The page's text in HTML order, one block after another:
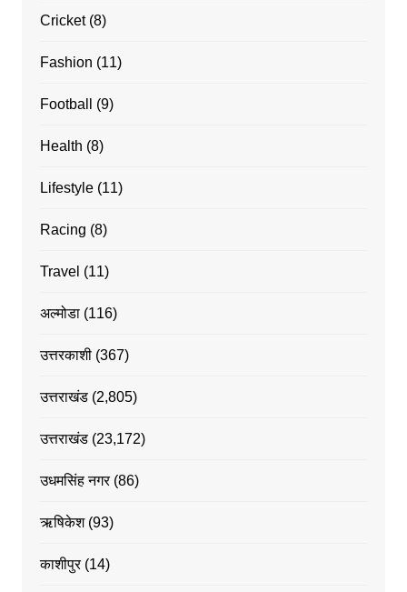
Cricket(8)
Fashion (11)
Football (9)
Health (8)
Lifestyle(11)
Racing (8)
Travel (11)
अल्मोडा(116)
उत्तरकाशी(367)
उत्तराखंड(2,805)
उत्तराखंड(23,172)
उधमसिंह नगर(86)
ऋषिकेश(93)
काशीपुर(14)